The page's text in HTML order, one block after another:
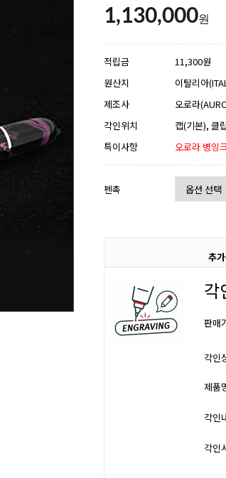
1,130,000원
적립금
11,300원
원산지
이탈리아
제조사
오로라
각인위치
캡(기본), 클립
특이사항
오로라 병잉
펜촉
추
각
판매
각인
제품
각인
각인